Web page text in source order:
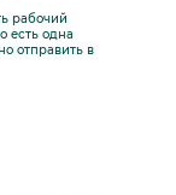
рабочий
есть одна
отправить в